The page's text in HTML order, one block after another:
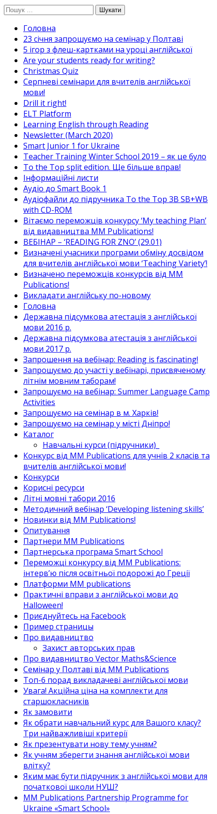
Перейти
вмісту
Пошук:
Головна
23 січня запрошуємо на семінар у Полтаві
5 ігор з флеш-картками на уроці англійської
Are your students ready for writing?
Christmas Quiz
Cерпневі семінари для вчителів англійської
мови!
Drill it right!
ELT Platform
Learning English through Reading
Newsletter (March 2020)
Smart Junior 1 for Ukraine
Teacher Training Winter School 2019 – як це було
To the Top split edition. Ще більше вправ!
Інформаційні листи
Аудіо до Smart Book 1
Аудіофайли до підручника To the Top 3B SB+WB
with CD-ROM
Вітаємо переможців конкурсу ‘My teaching Plan’
від видавництва MM Publications!
ВЕБІНАР – ‘READING FOR ZNO’ (29.01)
Визначені учасники програми обміну досвідом
для вчителів англійської мови ‘Teaching Variety’!
Визначено переможців конкурсів від MM
Publications!
Викладати англійську по-новому
Головна
Державна підсумкова атестація з англійської
мови 2016 р.
Державна підсумкова атестація з англійської
мови 2017 р.
Запрошення на вебінар: Reading is fascinating!
Запрошуємо до участі у вебінарі, присвяченому
літнім мовним таборам!
Запрошуємо на вебінар: Summer Language Camp
Activities
Запрошуємо на семінар в м. Харків!
Запрошуємо на семінар у місті Дніпро!
Каталог
Навчальні курси (підручники)_
Конкурс від MM Publications для учнів 2 класів та
вчителів англійської мови!
Конкурси
Корисні ресурси
Літні мовні табори 2016
Методичний вебінар ‘Developing listening skills’
Новинки від MM Publications!
Опитування
Партнери MM Publications
Партнерська програма Smart School
Переможці конкурсу від MM Publications:
інтерв’ю після освітньої подорожі до Греції
Платформи MM publications
Практичні вправи з англійської мови до
Halloween!
Приєднуйтесь на Facebook
Пример страницы
Про видавництво
Захист авторських прав
Про видавництво Vector Maths&Science
Семінар у Полтаві від MM Publications
Топ-6 порад викладачеві англійської мови
Увага! Акційна ціна на комплекти для
старшокласників
Як замовити
Як обрати навчальний курс для Вашого класу?
Три найважливіші критерії
Як презентувати нову тему учням?
Як учням зберегти знання англійської мови
влітку?
Яким має бути підручник з англійської мови для
початкової школи НУШ?
MM Publications Partnership Programme for
Ukraine «Smart School»